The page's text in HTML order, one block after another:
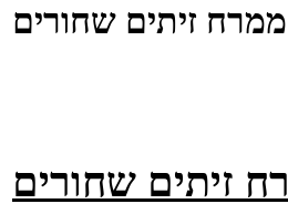
זיתים שחורים
זיתים שחורים